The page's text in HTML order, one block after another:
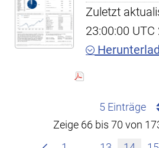
Zuletzt
23:00:00 UTC
5 Einträge
Zeige 66 bis 70 von